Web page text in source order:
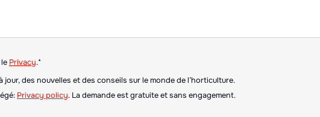
Privacy.*
jour, des nouvelles et des conseils sur le monde de l’horticulture.
Privacy policy. La demande est gratuite et sans engagement.